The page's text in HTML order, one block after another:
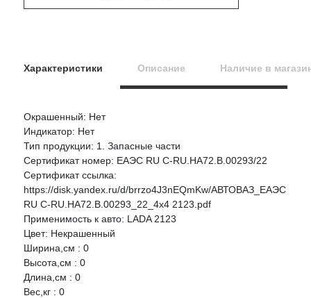
Характеристики Описание Наличие в
Окрашенный: Нет
Индикатор: Нет
Тип продукции: 1. Запасные части
Сертификат номер: ЕАЭС RU C-RU.НА72.В.00293/22
Сертификат ссылка:
https://disk.yandex.ru/d/brrzo4J3nEQmKw/АВТОВАЗ_ЕАЭС
RU C-RU.НА72.В.00293_22_4x4 2123.pdf
Применимость к авто: LADA 2123
Цвет: Некрашенный
Ширина,см : 0
Высота,см : 0
Длина,см : 0
Вес,кг : 0
НАЛИЧИЕ
АВТОВАЗ 2123 Бампер задний БЕРТОН рейсталинг
Артикул:
21230280301255
2 шт.
г.Лиски, ул.
Титова, д.
30/1
Оцените товар:
Ваше имя
E-mail
Достоинства